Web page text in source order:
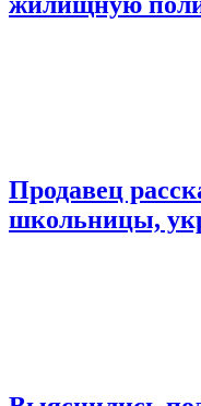
Продавец
школьницы,